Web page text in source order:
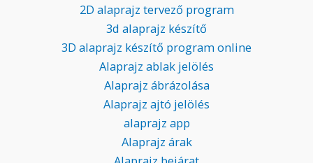
2D alaprajz tervező program
3d alaprajz készítő
3D alaprajz készítő program online
Alaprajz ablak jelölés
Alaprajz ábrázolása
Alaprajz ajtó jelölés
alaprajz app
Alaprajz árak